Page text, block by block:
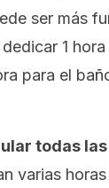
ser más
1
para el
todas
varias